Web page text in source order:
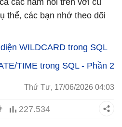
thể, các bạn nhớ theo dõi
WILDCARD trong SQL
TIME trong SQL - Phần 2
Thứ Tư, 17/06/2026 04:03
227.534